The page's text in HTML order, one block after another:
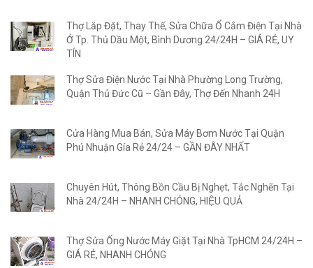
Thợ Lắp Đặt, Thay Thế, Sửa Chữa Ổ Cắm Điện Tại Nhà
Ở Tp. Thủ Dầu Một, Bình Dương 24/24H – GIÁ RẺ, UY
TÍN
Thợ Sửa Điện Nước Tại Nhà Phường Long Trường,
Quận Thủ Đức Cũ – Gần Đây, Thợ Đến Nhanh 24H
Cửa Hàng Mua Bán, Sửa Máy Bơm Nước Tại Quận
Phú Nhuận Gía Rẻ 24/24 – GẦN ĐÂY NHẤT
Chuyên Hút, Thông Bồn Cầu Bị Nghẹt, Tắc Nghẽn Tại
Nhà 24/24H – NHANH CHÓNG, HIỆU QUẢ
Thợ Sửa Ống Nước Máy Giặt Tại Nhà TpHCM 24/24H –
GIÁ RẺ, NHANH CHÓNG